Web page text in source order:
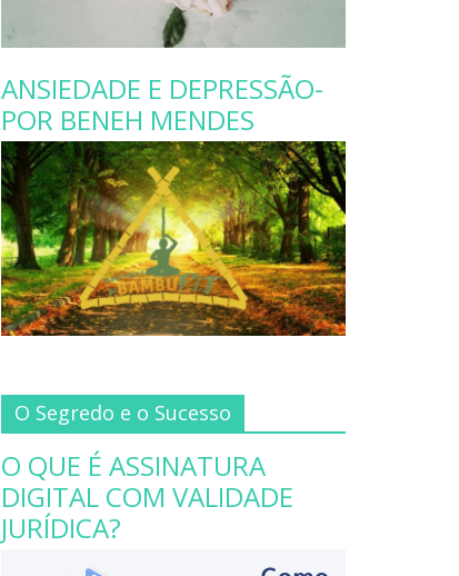
ANSIEDADE E DEPRESSÃO-
POR BENEH MENDES
O Segredo e o Sucesso
O QUE É ASSINATURA
DIGITAL COM VALIDADE
JURÍDICA?